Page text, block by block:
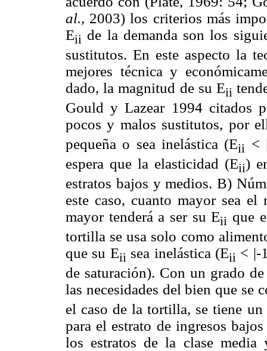
al., 2003) los criterios más
Eii de la demanda son los
sustitutos. En este aspecto la
mejores técnica y
dado, la magnitud de su Eii
Gould y Lazear 1994 citados
pocos y malos sustitutos, por
pequeña o sea inelástica (Eii
<
espera que la elasticidad (Eii)
estratos bajos y medios. B)
este caso, cuanto mayor sea
mayor tenderá a ser su Eii que
tortilla se usa solo como
que su Eii sea inelástica (Eii < |-
de saturación). Con un grado
las necesidades del bien que se
el caso de la tortilla, se tiene
para el estrato de ingresos
los estratos de la clase